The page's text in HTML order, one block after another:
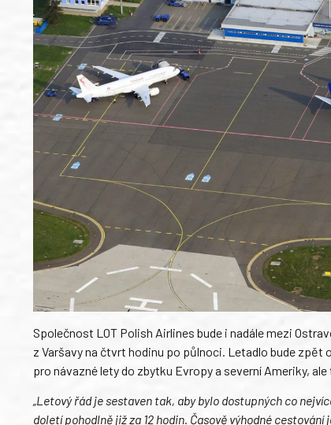
Společnost LOT Polish Airlines bude i nadále mezi
z Varšavy na čtvrt hodinu po půlnoci. Letadlo bude zpět
pro návazné lety do zbytku Evropy a severní Ameriky,
„Letový řád je sestaven tak, aby bylo dostupných co
doletí pohodlně již za 12 hodin. Časově výhodné